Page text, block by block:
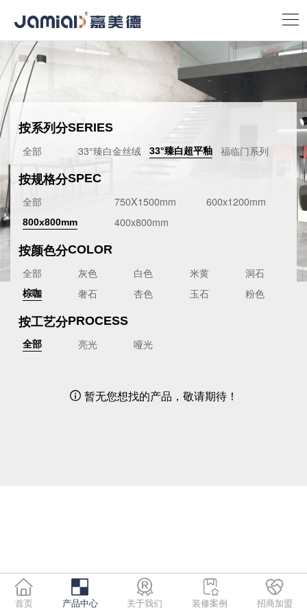
按系列分SERIES
全部
33°臻白金丝绒 33°臻白超平釉 福临门系列
按规格分SPEC
全部
750X1500mm 600x1200mm
800x800mm 400x800mm
按颜色分COLOR
全部
灰色 白色 米黄 洞石
棕咖 奢石 杏色 玉石 粉色
按工艺分PROCESS
全部 亮光 哑光
 暂无您想找的产品，敬请期待！
首页 产品中心 关于我们 装修案例 招商加盟